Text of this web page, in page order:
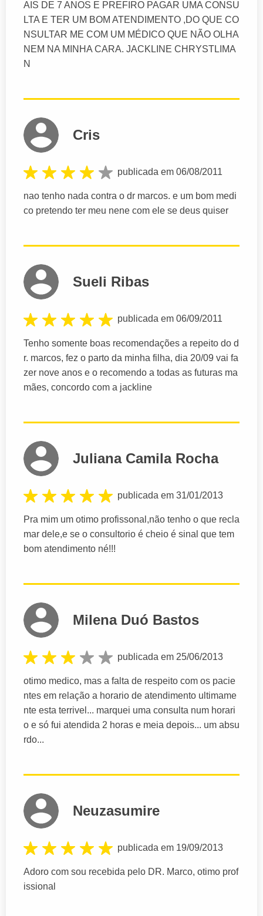
AIS DE 7 ANOS E PREFIRO PAGAR UMA CONSU
LTA E TER UM BOM ATENDIMENTO ,DO QUE CO
NSULTAR ME COM UM MÉDICO QUE NÃO OLHA
NEM NA MINHA CARA. JACKLINE CHRYSTLIMA
N
Cris
publicada em 06/08/2011
nao tenho nada contra o dr marcos. e um bom medi
co pretendo ter meu nene com ele se deus quiser
Sueli Ribas
publicada em 06/09/2011
Tenho somente boas recomendações a repeito do d
r. marcos, fez o parto da minha filha, dia 20/09 vai fa
zer nove anos e o recomendo a todas as futuras ma
mães, concordo com a jackline
Juliana Camila Rocha
publicada em 31/01/2013
Pra mim um otimo profissonal,não tenho o que recla
mar dele,e se o consultorio é cheio é sinal que tem
bom atendimento né!!!
Milena Duó Bastos
publicada em 25/06/2013
otimo medico, mas a falta de respeito com os pacie
ntes em relação a horario de atendimento ultimame
nte esta terrivel... marquei uma consulta num horari
o e só fui atendida 2 horas e meia depois... um absu
rdo...
Neuzasumire
publicada em 19/09/2013
Adoro com sou recebida pelo DR. Marco, otimo prof
issional